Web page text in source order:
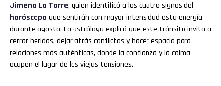
Jimena La Torre, quien identificó a los cuatro signos del
horóscopo que sentirán con mayor intensidad esta energía
durante agosto. La astróloga explicó que este tránsito invita a
cerrar heridas, dejar atrás conflictos y hacer espacio para
relaciones más auténticas, donde la confianza y la calma
ocupen el lugar de las viejas tensiones.